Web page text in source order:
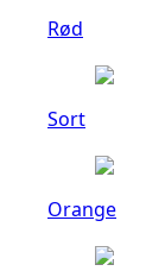
Rød
Sort
Orange